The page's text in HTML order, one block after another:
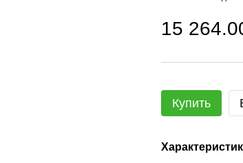
15
Купить